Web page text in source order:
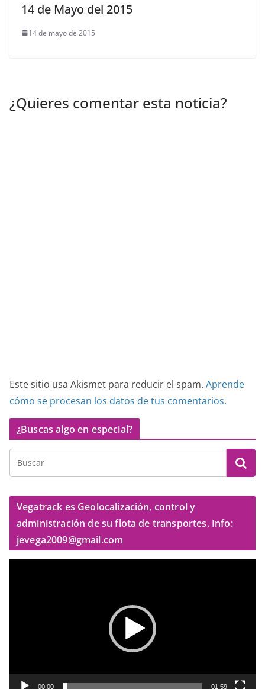
14 de Mayo del 2015
14 de mayo de 2015
¿Quieres comentar esta noticia?
Este sitio usa Akismet para reducir el spam. Aprende
cómo se procesan los datos de tus comentarios.
¿Buscas algo en especial?
Vegatrack es Geolocalización, control y
administración de su flota de transportes. Info:
jevega2009@gmail.com
00:00 01:59